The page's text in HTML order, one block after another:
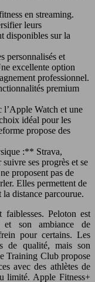
en streaming.
leurs
disponibles sur la
et
excellente option
professionnel.
premium
Watch et une
idéal pour les
propose des
:** Strava,
ses progrès et se
proposent pas de
Elles permettent de
distance parcourue.
faiblesses. Peloton est
et son ambiance de
pour certains. Les
de qualité, mais son
Training Club propose
avec des athlètes de
limité. Apple Fitness+